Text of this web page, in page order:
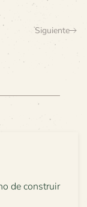
Siguiente
de construir